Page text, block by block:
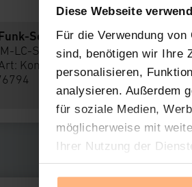
Diese Webseite
Für die Verwendung
sind, benötigen wir Ihre
personalisieren,
analysieren. Außerdem
für soziale Medien,
möglicherweise mit
Ihrer Nutzung der
Verwendung von
Schaltaktor 2-fach,
LC-Sw2-FM
Konformitätserklärung